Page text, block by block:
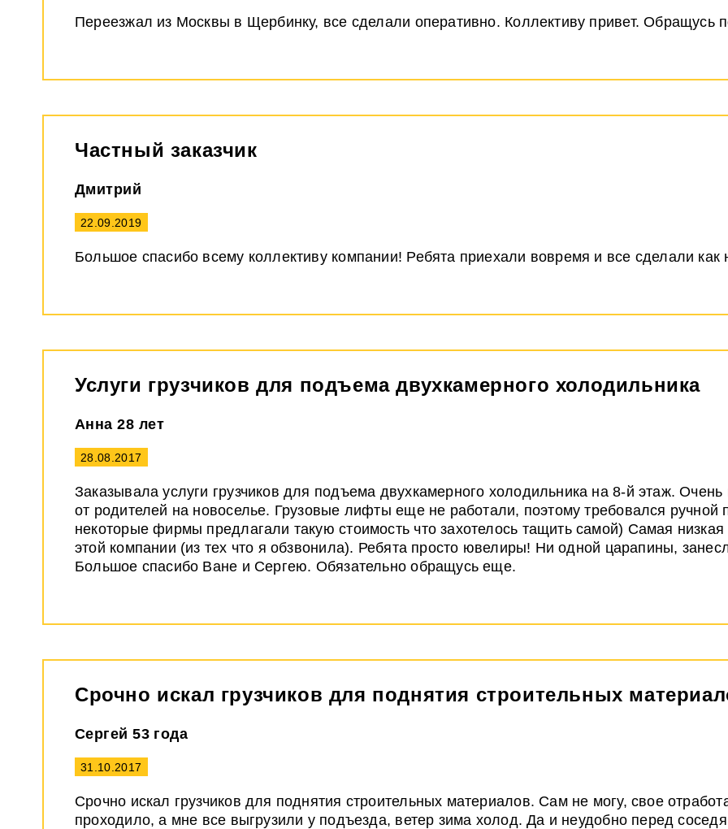
Переезжал из Москвы в Щербинку, все сделали оперативно. Коллективу привет. Обращусь
Частный заказчик
Дмитрий
22.09.2019
Большое спасибо всему коллективу компании! Ребята приехали вовремя и все сделали как
Услуги грузчиков для подъема двухкамерного холодильника
Анна 28 лет
28.08.2017
Заказывала услуги грузчиков для подъема двухкамерного холодильника на 8-й этаж. Очень
от родителей на новоселье. Грузовые лифты еще не работали, поэтому требовался ручной
некоторые фирмы предлагали такую стоимость что захотелось тащить самой) Самая низкая
этой компании (из тех что я обзвонила). Ребята просто ювелиры! Ни одной царапины,
Большое спасибо Ване и Сергею. Обязательно обращусь еще.
Срочно искал грузчиков для поднятия строительных
Сергей 53 года
31.10.2017
Срочно искал грузчиков для поднятия строительных материалов. Сам не могу, свое
проходило, а мне все выгрузили у подъезда, ветер зима холод. Да и неудобно перед